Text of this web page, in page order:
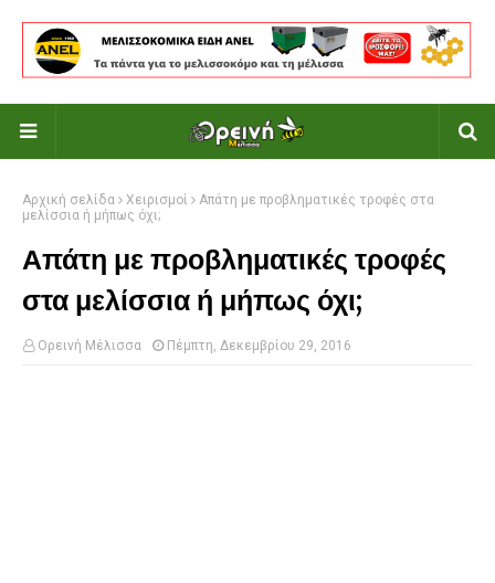
Αρχική σελίδα Χειρισμοί
Απάτη με προβληματικές τροφές στα
μελίσσια ή μήπως όχι;
Απάτη με προβληματικές τροφές
στα μελίσσια ή μήπως όχι;
Ορεινή Μέλισσα Πέμπτη, Δεκεμβρίου 29, 2016